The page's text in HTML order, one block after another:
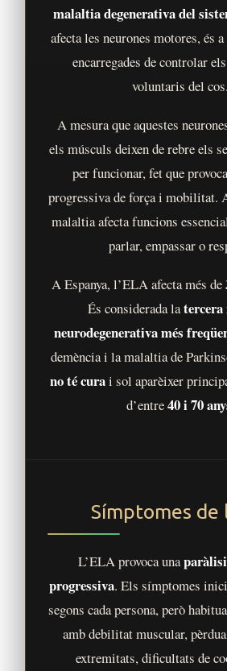
malaltia degenerativa del
afecta les neurones motores, és
encarregades de controlar
voluntaris del cos.
A mesura que aquestes
els músculs deixen de rebre els
per funcionar, fet que
progressiva de força i mobilitat.
malaltia afecta funcions
parlar, empassar o
A Espanya, l’ELA afecta més de
És considerada la
neurodegenerativa més
demència i la malaltia de
no té curai sol aparèixer
d’entre40 i 70
Símptomes de
L’ELA provoca una
progressiva. Els símptomes
segons cada persona, però
amb debilitat muscular,
extremitats, dificultats de